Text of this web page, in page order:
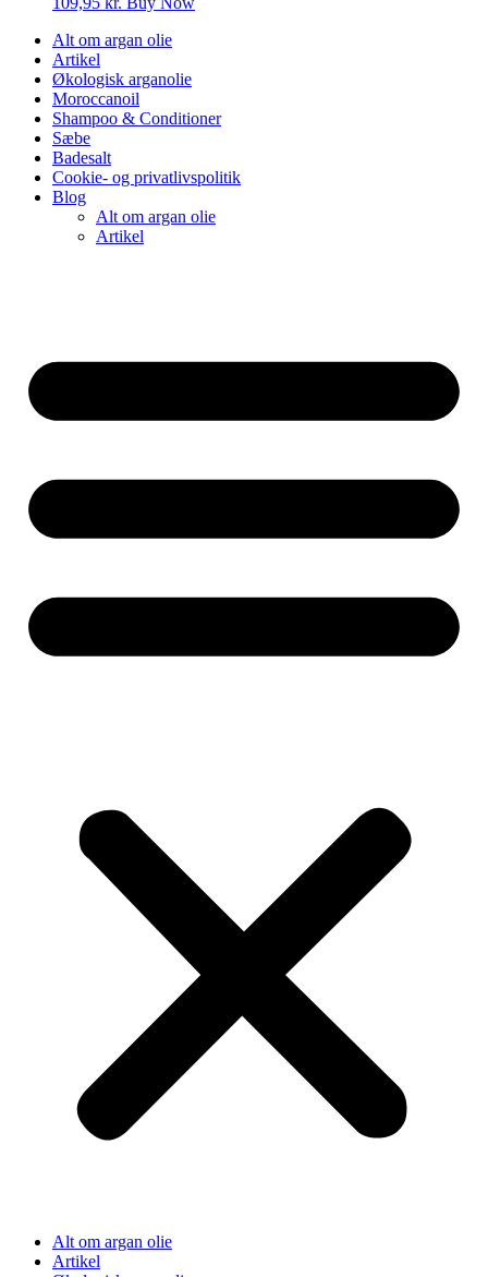
Alt om argan olie
Artikel
Økologisk arganolie
Moroccanoil
Shampoo & Conditioner
Sæbe
Badesalt
Cookie- og privatlivspolitik
Blog
Alt om argan olie
Artikel
Alt om argan olie
Artikel